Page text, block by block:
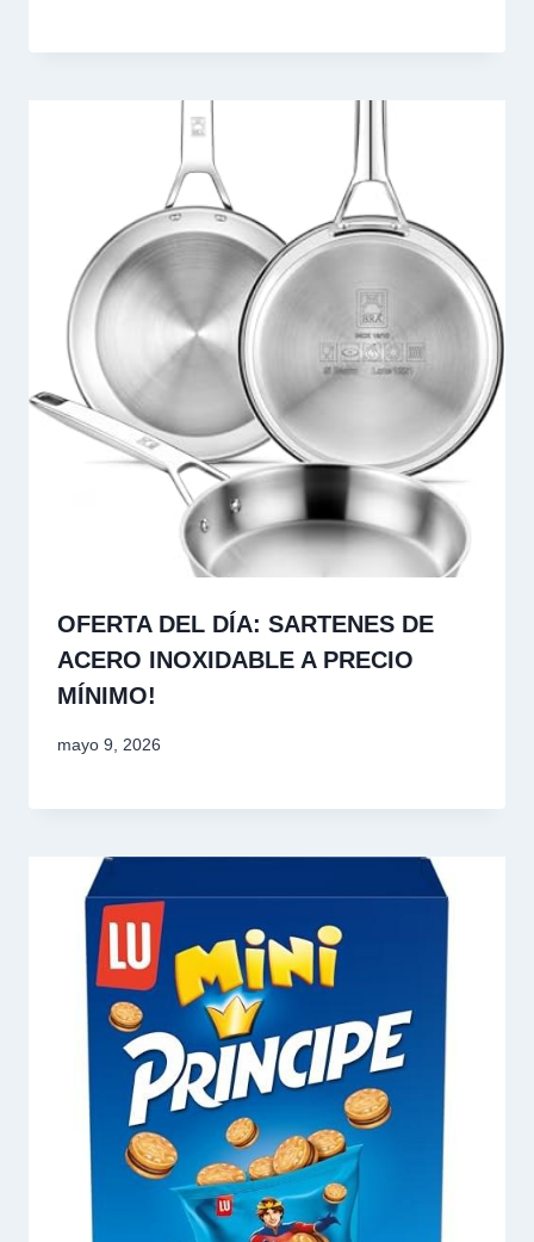
OFERTA DEL DÍA: SARTENES DE
ACERO INOXIDABLE A PRECIO
MÍNIMO!
mayo 9, 2026